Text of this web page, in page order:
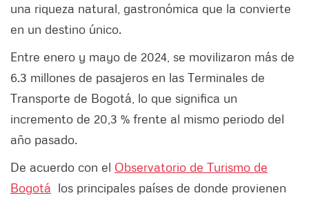
una riqueza natural, gastronómica que la convierte
en un destino único.
Entre enero y mayo de 2024, se movilizaron más de
6.3 millones de pasajeros en las Terminales de
Transporte de Bogotá, lo que significa un
incremento de 20,3 % frente al mismo periodo del
año pasado.
De acuerdo con el Observatorio de Turismo de
Bogotá los principales países de donde provienen